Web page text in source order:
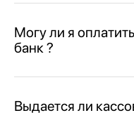
Могу ли я
банк ?
Выдается ли